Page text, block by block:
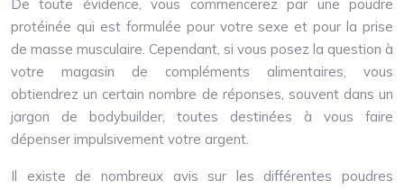
De toute évidence, vous commencerez par une poudre
protéinée qui est formulée pour votre sexe et pour la prise
de masse musculaire. Cependant, si vous posez la question à
votre magasin de compléments alimentaires, vous
obtiendrez un certain nombre de réponses, souvent dans un
jargon de bodybuilder, toutes destinées à vous faire
dépenser impulsivement votre argent.
Il existe de nombreux avis sur les différentes poudres